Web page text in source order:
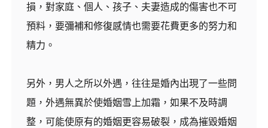
損，對家庭、個人、孩子、夫妻造成的傷害也不可
預料，要彌補和修復感情也需要花費更多的努力和
精力。
另外，男人之所以外遇，往往是婚內出現了一些問
題，外遇無異於使婚姻雪上加霜，如果不及時調
整，可能使原有的婚姻更容易破裂，成為摧毀婚姻